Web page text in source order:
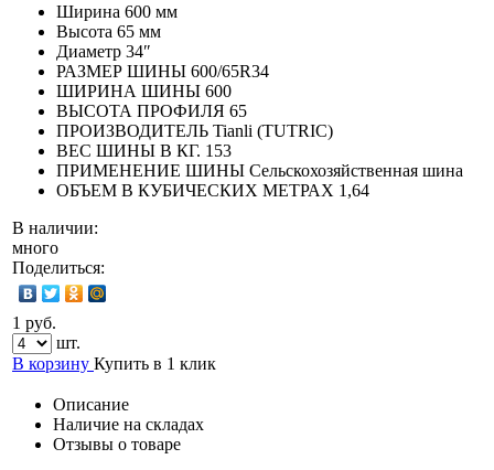
Ширина 600 мм
Высота 65 мм
Диаметр 34″
РАЗМЕР ШИНЫ 600/65R34
ШИРИНА ШИНЫ 600
ВЫСОТА ПРОФИЛЯ 65
ПРОИЗВОДИТЕЛЬ Tianli (TUTRIC)
ВЕС ШИНЫ В КГ. 153
ПРИМЕНЕНИЕ ШИНЫ Сельскохозяйственная шина
ОБЪЕМ В КУБИЧЕСКИХ МЕТРАХ 1,64
В наличии:
много
Поделиться:
1 руб.
шт.
В корзину Купить в 1 клик
Описание
Наличие на складах
Отзывы о товаре